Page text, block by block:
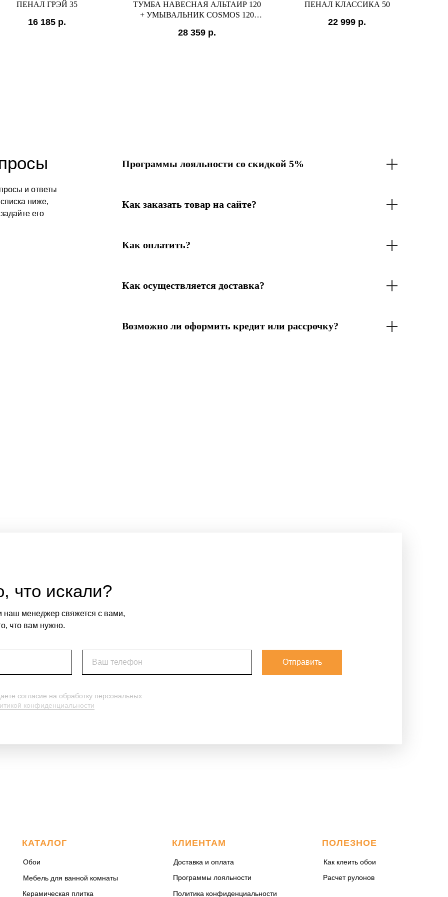
ПЕНАЛ ГРЭЙ 35
16 185 р.
ТУМБА НАВЕСНАЯ АЛЬТАИР 120
+ УМЫВАЛЬНИК COSMOS 120
28 359 р.
ПЕНАЛ КЛАССИКА 50
22 999 р.
и ответы
ниже,
его
Программы лояльности со скидкой 5%
Как заказать товар на сайте?
Как оплатить?
Как осуществляется доставка?
Возможно ли оформить кредит или рассрочку?
Ваш телефон Отправить
что искали?
наш менеджер свяжется с вами,
что вам нужно.
согласие на обработку персональных
конфиденциальности
КАТАЛОГ КЛИЕНТАМ ПОЛЕЗНОЕ
Обои
Мебель для ванной комнаты
Доставка и оплата
Программы лояльности
Политика конфиденциальности
Как клеить обои
Расчет рулонов
Керамическая плитка